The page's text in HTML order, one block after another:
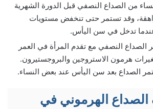
من الصداع النصفي قبل الدورة الشهرية
وقد تستمر حتى تنخفض مستويات
عندما تدخل في سن اليأس.
الصداع النصفي مع تقدم المرأة في العمر
هرمون الاستروجين والبروجستيرون.
الصداع بعد سن اليأس عند بعض النساء.
الهرموني في